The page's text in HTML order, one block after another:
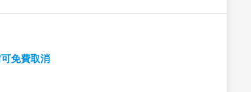
免費取消